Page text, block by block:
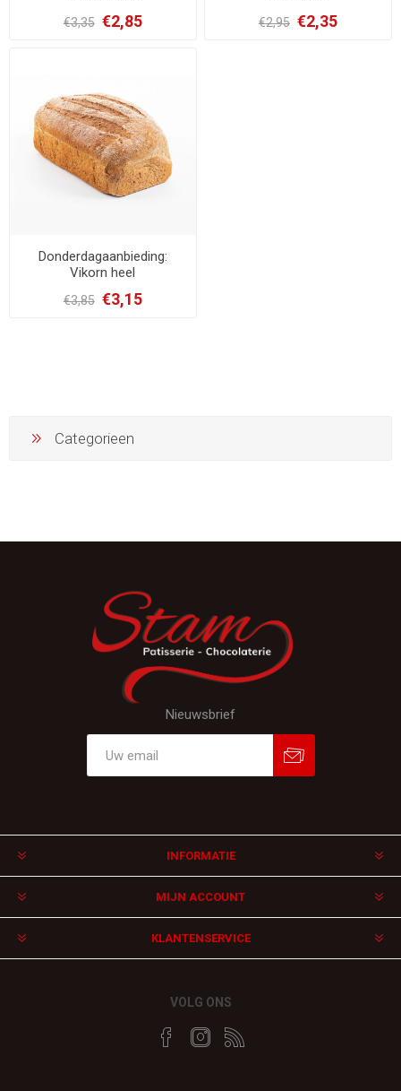
€3,35 €2,85 €2,95 €2,35
Donderdagaanbieding:
Vikorn heel
€3,85 €3,15
Categorieen
Nieuwsbrief
INFORMATIE
MIJN ACCOUNT
KLANTENSERVICE
VOLG ONS